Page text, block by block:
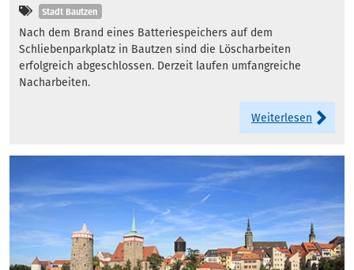
Kategorien
Stadt Bautzen
Nach dem Brand eines Batteriespeichers auf dem
Schliebenparkplatz in Bautzen sind die Löscharbeiten
erfolgreich abgeschlossen. Derzeit laufen umfangreiche
Nacharbeiten.
Weiterlesen